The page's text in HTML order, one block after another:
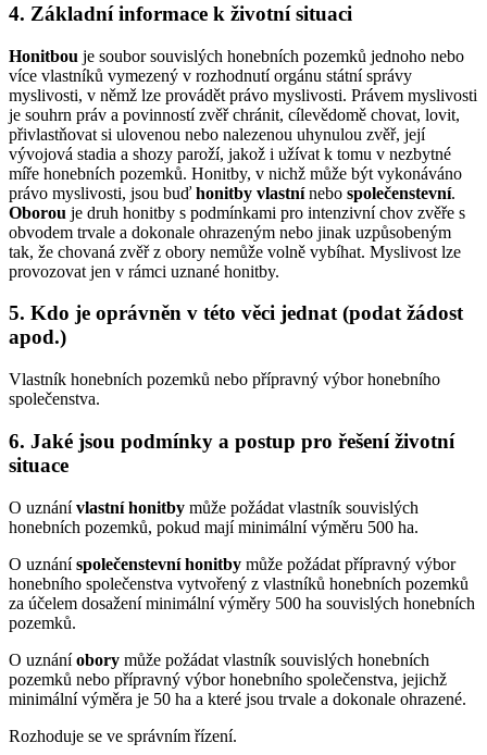
4. Základní informace k životní situaci
Honitbou je soubor souvislých honebních pozemků jednoho nebo
více vlastníků vymezený v rozhodnutí orgánu státní správy
myslivosti, v němž lze provádět právo myslivosti. Právem myslivosti
je souhrn práv a povinností zvěř chránit, cílevědomě chovat, lovit,
přivlastňovat si ulovenou nebo nalezenou uhynulou zvěř, její
vývojová stadia a shozy paroží, jakož i užívat k tomu v nezbytné
míře honebních pozemků. Honitby, v nichž může být vykonáváno
právo myslivosti, jsou buď honitby vlastnínebo společenstevní.
Oborou je druh honitby s podmínkami pro intenzivní chov zvěře s
obvodem trvale a dokonale ohrazeným nebo jinak uzpůsobeným
tak, že chovaná zvěř z obory nemůže volně vybíhat. Myslivost lze
provozovat jen v rámci uznané honitby.
5. Kdo je oprávněn v této věci jednat (podat žádost
apod.)
Vlastník honebních pozemků nebo přípravný výbor honebního
společenstva.
6. Jaké jsou podmínky a postup pro řešení životní
situace
O uznánívlastní honitby může požádat vlastník souvislých
honebních pozemků, pokud mají minimální výměru 500 ha.
O uznáníspolečenstevní honitby může požádat přípravný výbor
honebního společenstva vytvořený z vlastníků honebních pozemků
za účelem dosažení minimální výměry 500 ha souvislých honebních
pozemků.
O uznáníobory může požádat vlastník souvislých honebních
pozemků nebo přípravný výbor honebního společenstva, jejichž
minimální výměra je 50 ha a které jsou trvale a dokonale ohrazené.
Rozhoduje se ve správním řízení.